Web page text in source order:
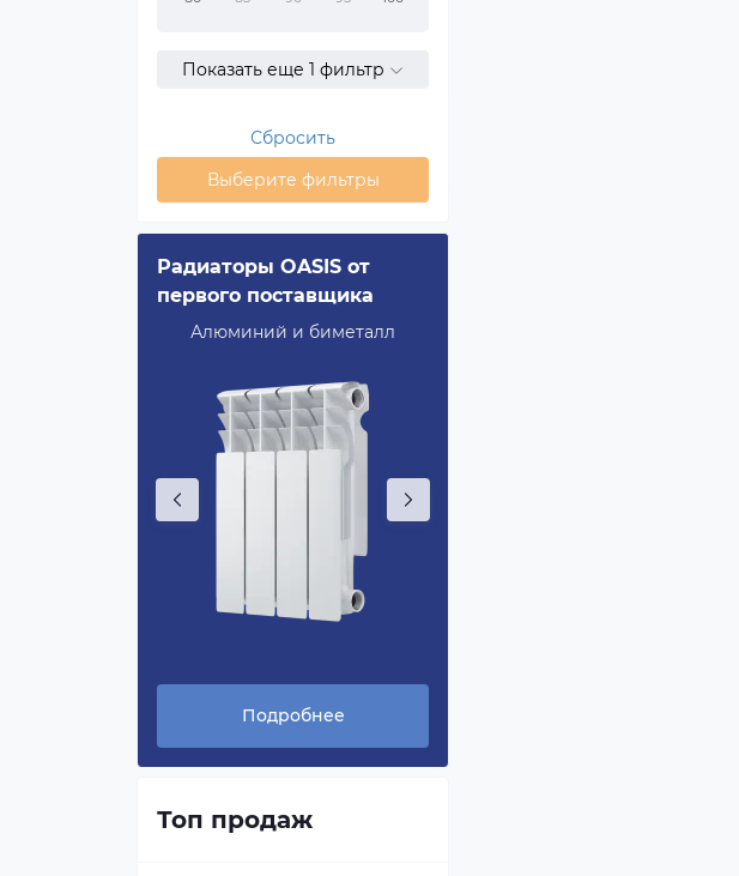
Показать еще 1 фильтр
Сбросить
Выберите фильтры
Радиаторы OASIS от
первого поставщика
Алюминий и биметалл
Подробнее
Топ продаж